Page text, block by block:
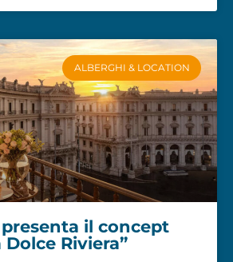
ALBERGHI & LOCATION
il concept
Dolce Riviera”